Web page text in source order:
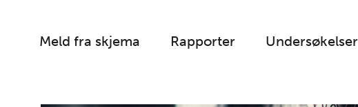
Meld fra skjema Rapporter Undersøkelser